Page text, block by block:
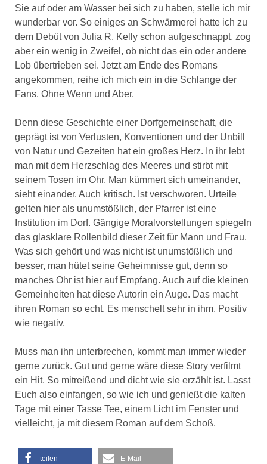
Sie auf oder am Wasser bei sich zu haben, stelle ich mir
wunderbar vor. So einiges an Schwärmerei hatte ich zu
dem Debüt von Julia R. Kelly schon aufgeschnappt, zog
aber ein wenig in Zweifel, ob nicht das ein oder andere
Lob übertrieben sei. Jetzt am Ende des Romans
angekommen, reihe ich mich ein in die Schlange der
Fans. Ohne Wenn und Aber.
Denn diese Geschichte einer Dorfgemeinschaft, die
geprägt ist von Verlusten, Konventionen und der Unbill
von Natur und Gezeiten hat ein großes Herz. In ihr lebt
man mit dem Herzschlag des Meeres und stirbt mit
seinem Tosen im Ohr. Man kümmert sich umeinander,
sieht einander. Auch kritisch. Ist verschworen. Urteile
gelten hier als unumstößlich, der Pfarrer ist eine
Institution im Dorf. Gängige Moralvorstellungen spiegeln
das glasklare Rollenbild dieser Zeit für Mann und Frau.
Was sich gehört und was nicht ist unumstößlich und
besser, man hütet seine Geheimnisse gut, denn so
manches Ohr ist hier auf Empfang. Auch auf die kleinen
Gemeinheiten hat diese Autorin ein Auge. Das macht
ihren Roman so echt. Es menschelt sehr in ihm. Positiv
wie negativ.
Muss man ihn unterbrechen, kommt man immer wieder
gerne zurück. Gut und gerne wäre diese Story verfilmt
ein Hit. So mitreißend und dicht wie sie erzählt ist. Lasst
Euch also einfangen, so wie ich und genießt die kalten
Tage mit einer Tasse Tee, einem Licht im Fenster und
vielleicht, ja mit diesem Roman auf dem Schoß.
teilen E-Mail